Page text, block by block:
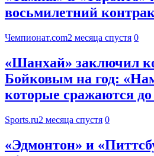
восьмилетний
Чемпионат.com2 месяца спустя 0
«Шанхай» заключил
Бойковым на год:
которые сражаются
Sports.ru2 месяца спустя 0
«Эдмонтон» и